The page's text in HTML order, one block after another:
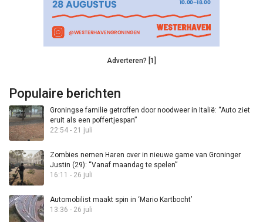
Adverteren? [1]
Populaire berichten
Groningse familie getroffen door noodweer in Italië: “Auto ziet
eruit als een poffertjespan”
22:54 - 21 juli
Zombies nemen Haren over in nieuwe game van Groninger
Justin (29): “Vanaf maandag te spelen”
16:11 - 26 juli
Automobilist maakt spin in ‘Mario Kartbocht’
13:36 - 26 juli